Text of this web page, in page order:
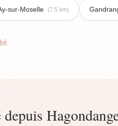
sur-Moselle (7.5 km)